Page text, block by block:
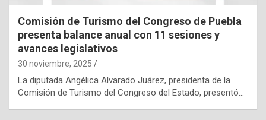
Comisión de Turismo del Congreso de Puebla
presenta balance anual con 11 sesiones y
avances legislativos
30 noviembre, 2025
La diputada Angélica Alvarado Juárez, presidenta de la
Comisión de Turismo del Congreso del Estado, presentó…